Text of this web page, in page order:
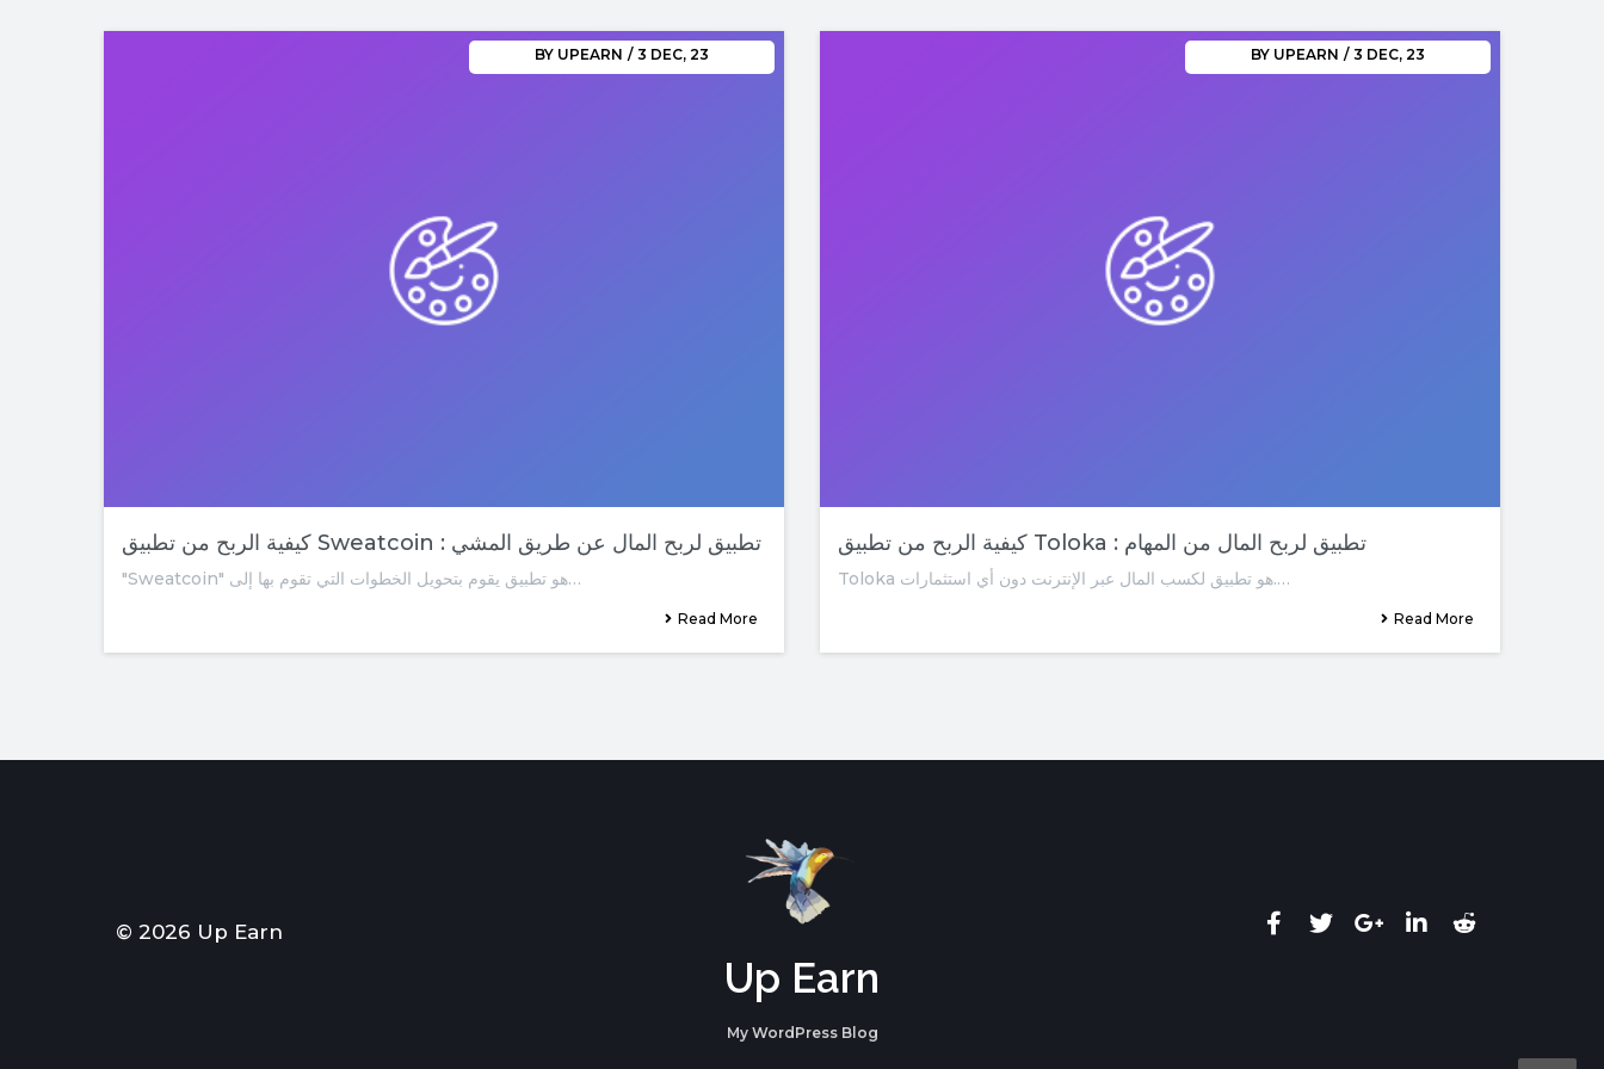
كيفية الربح من تطبيق Sweatcoin : تطبيق لربح المال عن طريق المشي
BY UPEARN / 3 DEC, 23
"Sweatcoin" هو تطبيق يقوم بتحويل الخطوات التي تقوم بها إلى…
Read More
كيفية الربح من تطبيق Toloka : تطبيق لربح المال من المهام
BY UPEARN / 3 DEC, 23
Toloka هو تطبيق لكسب المال عبر الإنترنت دون أي استثمارات.…
Read More
© 2026 Up Earn
Up Earn
My WordPress Blog